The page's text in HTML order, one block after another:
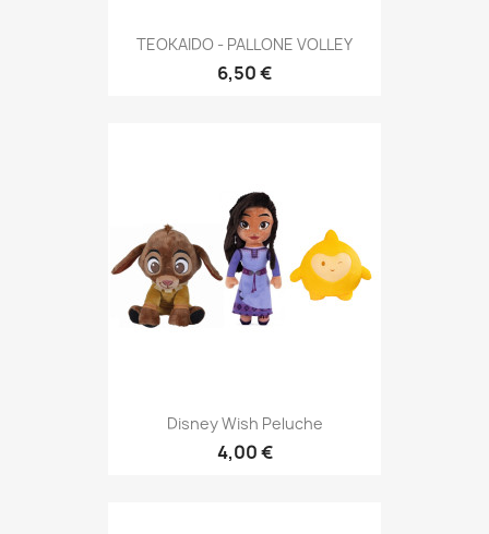
TEOKAIDO - PALLONE VOLLEY
6,50 €
Disney Wish Peluche
4,00 €